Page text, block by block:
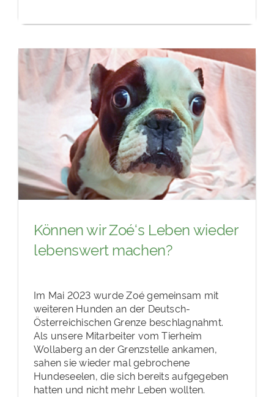
Können wir Zoé‘s Leben wieder
lebenswert machen?
Im Mai 2023 wurde Zoé gemeinsam mit
weiteren Hunden an der Deutsch-
Österreichischen Grenze beschlagnahmt.
Als unsere Mitarbeiter vom Tierheim
Wollaberg an der Grenzstelle ankamen,
sahen sie wieder mal gebrochene
Hundeseelen, die sich bereits aufgegeben
hatten und nicht mehr Leben wollten.